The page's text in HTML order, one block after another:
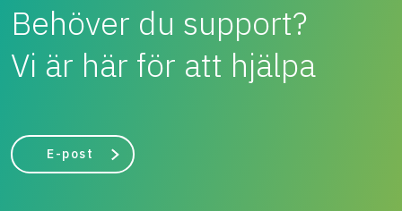
Behöver du support?
Vi är här för att hjälpa
E-post